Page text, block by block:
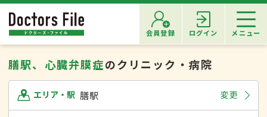
会員登録 ログイン メニュー
膳駅、心臓弁膜症のクリニック・病院
エリア・駅 膳駅 変更